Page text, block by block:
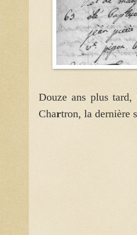
Douze ans plus
Chartron, la dernière